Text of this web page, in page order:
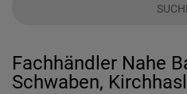
Fachhändler Nahe
Schwaben,